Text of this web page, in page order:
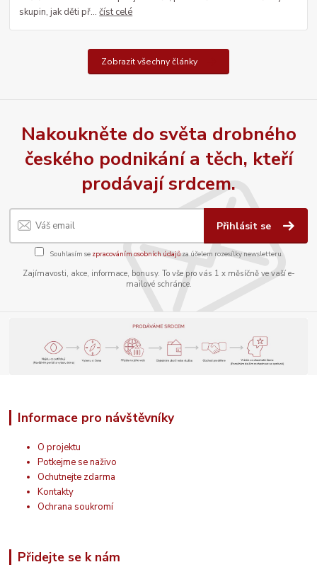
skupin, jak děti př...číst celé
Zobrazit všechny články
Nakoukněte do světa drobného
českého podnikání a těch, kteří
prodávají srdcem.
Přihlásit se
Souhlasím se zpracováním osobních údajůza účelem rozesílky newsletteru.
Zajímavosti, akce, informace, bonusy. To vše pro vás 1 x měsíčně ve vaší e-
mailové schránce.
Informace pro návštěvníky
O projektu
Potkejme se naživo
Ochutnejte zdarma
Kontakty
Ochrana soukromí
Přidejte se k nám